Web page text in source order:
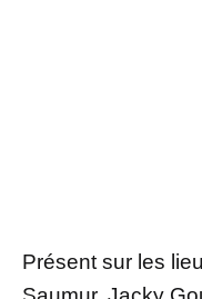
Présent sur les